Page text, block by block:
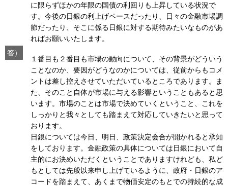
に限らずほかの年限の国債の利回りも上昇している状況で
す。今後の日銀の利上げペースだったり、日々の金融市場調
節だったり、そこに係る日銀に対する期待みたいなものがあ
ればお願いいたします。
答）
１番目も２番目も市場の動向について、その背景がどういう
ことなのか、要因がどうなのかについては、従前からもコメ
ントは差し控えさせていただいているところであります。ま
た、そのこと自体が市場に与える影響ということもあると思
います。市場のことは市場で決めていくということ、これを
しっかりと我々としても踏まえて対応していきたいと思って
おります。
日銀については今日、明日、政策決定会合が開かれると承知
をしております。金融政策の具体については日銀において自
主的にお決めいただくということでありますけれども、私ど
もとしては先般以来申し上げているように、政府・日銀のア
コードを踏まえて、あくまで物価安定のもとでの持続的な成